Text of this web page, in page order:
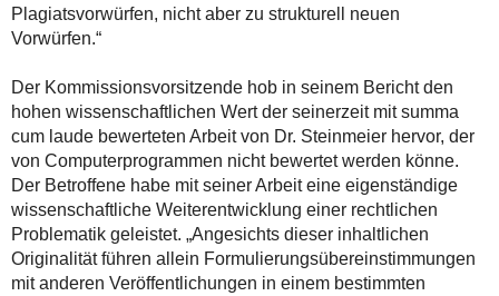
Plagiatsvorwürfen, nicht aber zu strukturell neuen
Vorwürfen.“
Der Kommissionsvorsitzende hob in seinem Bericht den
hohen wissenschaftlichen Wert der seinerzeit mit summa
cum laude bewerteten Arbeit von Dr. Steinmeier hervor, der
von Computerprogrammen nicht bewertet werden könne.
Der Betroffene habe mit seiner Arbeit eine eigenständige
wissenschaftliche Weiterentwicklung einer rechtlichen
Problematik geleistet. „Angesichts dieser inhaltlichen
Originalität führen allein Formulierungsübereinstimmungen
mit anderen Veröffentlichungen in einem bestimmten